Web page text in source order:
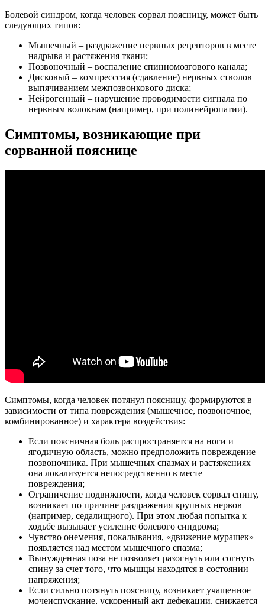
Болевой синдром, когда человек сорвал поясницу, может быть
следующих типов:
Мышечный – раздражение нервных рецепторов в месте
надрыва и растяжения ткани;
Позвоночный – воспаление спинномозгового канала;
Дисковый – компресссия (сдавление) нервных стволов
выпячиванием межпозвонкового диска;
Нейрогенный – нарушение проводимости сигнала по
нервным волокнам (например, при полинейропатии).
Симптомы, возникающие при
сорванной пояснице
Симптомы, когда человек потянул поясницу, формируются в
зависимости от типа повреждения (мышечное, позвоночное,
комбинированное) и характера воздействия:
Если поясничная боль распространяется на ноги и
ягодичную область, можно предположить повреждение
позвоночника. При мышечных спазмах и растяжениях
она локализуется непосредственно в месте
повреждения;
Ограничение подвижности, когда человек сорвал спину,
возникает по причине раздражения крупных нервов
(например, седалищного). При этом любая попытка к
ходьбе вызывает усиление болевого синдрома;
Чувство онемения, покалывания, «движение мурашек»
появляется над местом мышечного спазма;
Вынужденная поза не позволяет разогнуть или согнуть
спину за счет того, что мышцы находятся в состоянии
напряжения;
Если сильно потянуть поясницу, возникает учащенное
мочеиспускание, ускоренный акт дефекации, снижается